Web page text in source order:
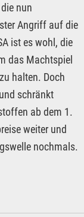
nun
Angriff auf die
ist es wohl, die
das Machtspiel
halten. Doch
schränkt
ab dem 1.
weiter und
nochmals.